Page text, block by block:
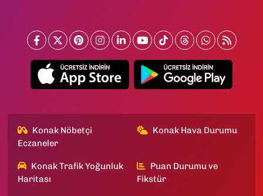
Konak Nöbetçi
Eczaneler
Konak Hava Durumu
Konak Trafik Yoğunluk
Haritası
Puan Durumu ve
Fikstür